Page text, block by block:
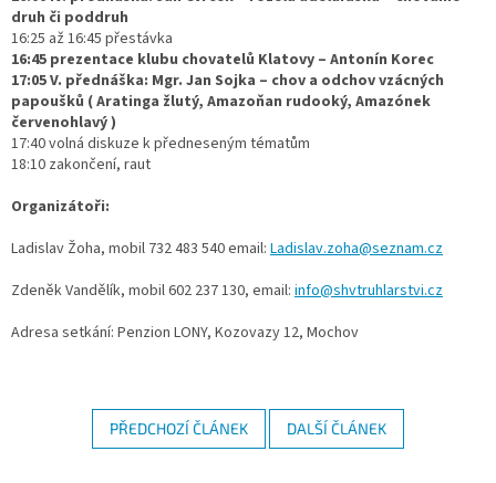
druh či poddruh
16:25 až 16:45 přestávka
16:45 prezentace klubu chovatelů Klatovy – Antonín Korec
17:05 V. přednáška: Mgr. Jan Sojka – chov a odchov vzácných
papoušků ( Aratinga žlutý, Amazoňan rudooký, Amazónek
červenohlavý )
17:40 volná diskuze k předneseným tématům
18:10 zakončení, raut
Organizátoři:
Ladislav Žoha, mobil 732 483 540 email: Ladislav.zoha@seznam.cz
Zdeněk Vandělík, mobil 602 237 130, email: info@shvtruhlarstvi.cz
Adresa setkání: Penzion LONY, Kozovazy 12, Mochov
PŘEDCHOZÍ ČLÁNEK DALŠÍ ČLÁNEK